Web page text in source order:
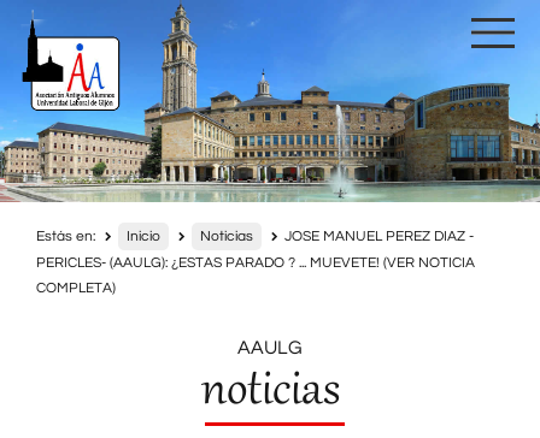
Estás en: Inicio Noticias
JOSE MANUEL PEREZ DIAZ -
PERICLES- (AAULG): ¿ESTAS PARADO ? ... MUEVETE! (VER NOTICIA
COMPLETA)
AAULG
noticias